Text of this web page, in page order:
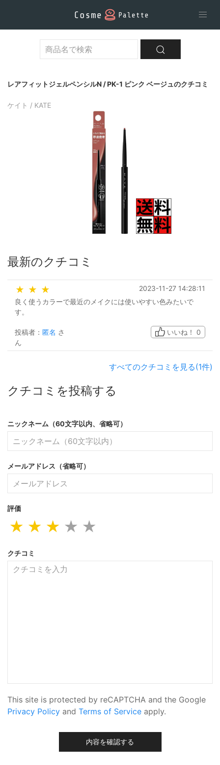
レアフィットジェルペンシルN / PK-1 ピンク ベージュのクチコミ
ケイト / KATE
最新のクチコミ
★ ★ ★
2023-11-27 14:28:11
良く使うカラーで最近のメイクには使いやすい色みたいで
す。
投稿者： 匿名 さ
ん
いいね！ 0
すべてのクチコミを見る(1件)
クチコミを投稿する
ニックネーム（60文字以内、省略可）
メールアドレス（省略可）
評価
★
★
★
★
★
クチコミ
This site is protected by reCAPTCHA and the Google
Privacy Policy and Terms of Service apply.
内容を確認する